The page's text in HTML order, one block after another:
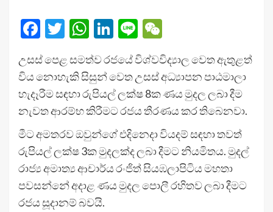
Facebook
Twitter
WhatsApp
LinkedIn
Line
උසස් පෙළ සමත්ව රජයේ විශ්වවිද්‍යාල වෙත ඇතුළත්
විය නොහැකි සිසුන් වෙත උසස් අධ්‍යාපන පාඨමාලා
හැදෑරීම සඳහා රුපියල් ලක්ෂ 8ක ණය මුදල ලබා දීම
නැවත ආරම්භ කිරීමට රජය තීරණය කර තිබෙනවා.
මීට අමතරව ඔවුන්ගේ එදිනෙදා වියදම් සඳහා තවත්
රුපියල් ලක්ෂ 3ක මුදලක්ද ලබා දීමට නියමිතය. මුදල්
රාජ්‍ය අමාත්‍ය ආචාර්ය රංජිත් සියඹලාපිටිය මහතා
පවසන්නේ අදාළ ණය මුදල පොලී රහිතව ලබා දීමට
රජය සූදානම් බවයි.